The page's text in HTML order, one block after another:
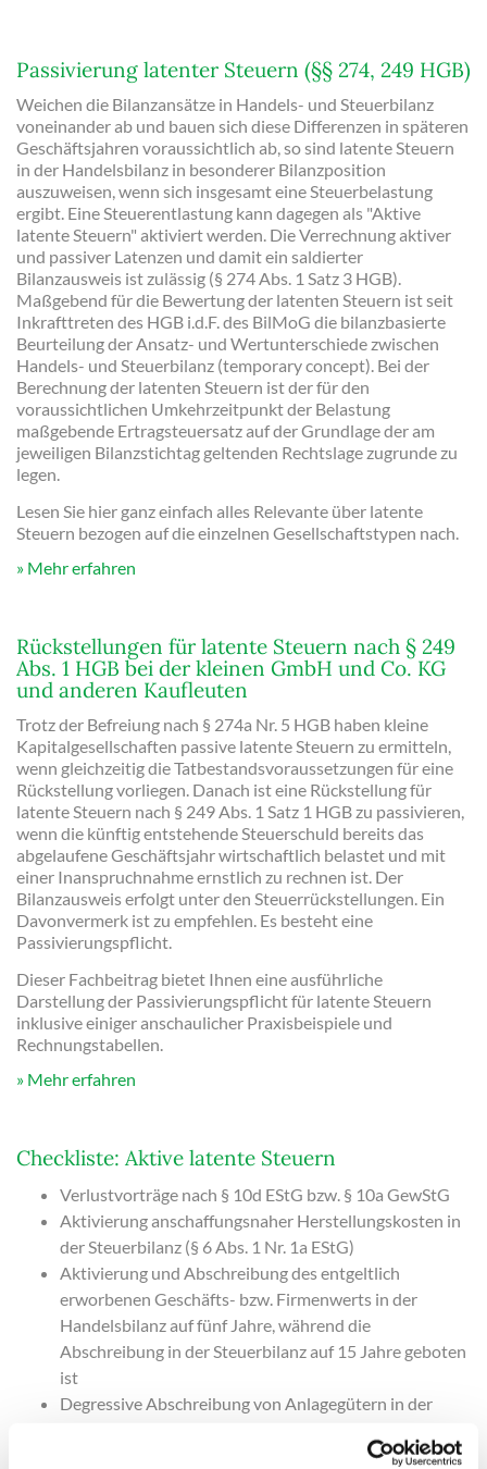
Passivierung latenter Steuern (§§ 274, 249 HGB)
Weichen die Bilanzansätze in Handels- und Steuerbilanz
voneinander ab und bauen sich diese Differenzen in späteren
Geschäftsjahren voraussichtlich ab, so sind latente Steuern
in der Handelsbilanz in besonderer Bilanzposition
auszuweisen, wenn sich insgesamt eine Steuerbelastung
ergibt. Eine Steuerentlastung kann dagegen als "Aktive
latente Steuern" aktiviert werden. Die Verrechnung aktiver
und passiver Latenzen und damit ein saldierter
Bilanzausweis ist zulässig (§ 274 Abs. 1 Satz 3 HGB).
Maßgebend für die Bewertung der latenten Steuern ist seit
Inkrafttreten des HGB i.d.F. des BilMoG die bilanzbasierte
Beurteilung der Ansatz- und Wertunterschiede zwischen
Handels- und Steuerbilanz (temporary concept). Bei der
Berechnung der latenten Steuern ist der für den
voraussichtlichen Umkehrzeitpunkt der Belastung
maßgebende Ertragsteuersatz auf der Grundlage der am
jeweiligen Bilanzstichtag geltenden Rechtslage zugrunde zu
legen.
Lesen Sie hier ganz einfach alles Relevante über latente
Steuern bezogen auf die einzelnen Gesellschaftstypen nach.
Mehr erfahren
Rückstellungen für latente Steuern nach § 249
Abs. 1 HGB bei der kleinen GmbH und Co. KG
und anderen Kaufleuten
Trotz der Befreiung nach § 274a Nr. 5 HGB haben kleine
Kapitalgesellschaften passive latente Steuern zu ermitteln,
wenn gleichzeitig die Tatbestandsvoraussetzungen für eine
Rückstellung vorliegen. Danach ist eine Rückstellung für
latente Steuern nach § 249 Abs. 1 Satz 1 HGB zu passivieren,
wenn die künftig entstehende Steuerschuld bereits das
abgelaufene Geschäftsjahr wirtschaftlich belastet und mit
einer Inanspruchnahme ernstlich zu rechnen ist. Der
Bilanzausweis erfolgt unter den Steuerrückstellungen. Ein
Davonvermerk ist zu empfehlen. Es besteht eine
Passivierungspflicht.
Dieser Fachbeitrag bietet Ihnen eine ausführliche
Darstellung der Passivierungspflicht für latente Steuern
inklusive einiger anschaulicher Praxisbeispiele und
Rechnungstabellen.
Mehr erfahren
Checkliste: Aktive latente Steuern
Verlustvorträge nach § 10d EStG bzw. § 10a GewStG
Aktivierung anschaffungsnaher Herstellungskosten in
der Steuerbilanz (§ 6 Abs. 1 Nr. 1a EStG)
Aktivierung und Abschreibung des entgeltlich
erworbenen Geschäfts- bzw. Firmenwerts in der
Handelsbilanz auf fünf Jahre, während die
Abschreibung in der Steuerbilanz auf 15 Jahre geboten
ist
Degressive Abschreibung von Anlagegütern in der
Investition nach dem 31.12.2010 erfolgt ist